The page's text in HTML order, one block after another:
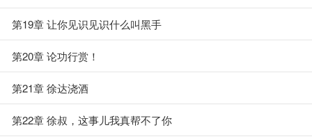
第19章 让你见识见识什么叫黑手
第20章 论功行赏！
第21章 徐达浇酒
第22章 徐叔，这事儿我真帮不了你